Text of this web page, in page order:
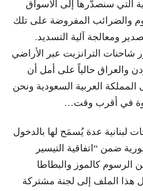
التي سنصدّرها إلى الأسواق
والضرائب المفروضة على تلك
ومعالجة آلية التسديد.
شاحنات الترانزيت عبر الأراضي
والعراق حالياً على أمل أن
العربية السعودية ونحن
في أقرب وقت…
لبنانية عدة يُسمَح لها بالدخول
ضمن “اتفاقية التيسير
الرسوم كالموز والبطاطا
هذا الملف إلى لجنة مشتركة